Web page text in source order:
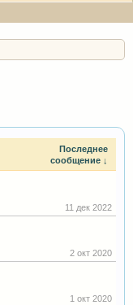
Последнее
сообщение ↓
11 дек 2022
2 окт 2020
1 окт 2020